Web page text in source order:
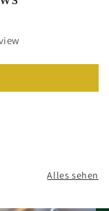
Alles sehen